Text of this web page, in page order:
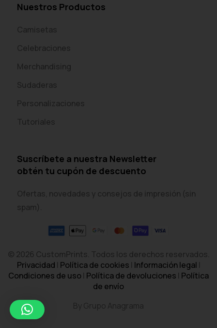
Nuestros Productos
Camisetas
Celebraciones
Merchandising
Sudaderas
Personalizaciones
Tutoriales
Suscríbete a nuestra Newsletter
obtén tu cupón de descuento
Ofertas, novedades y consejos de impresión (sin
spam).
© 2026 CustomPrints. Todos los derechos reservados.
Privacidad | Política de cookies | Información legal |
Condiciones de uso| Política de devoluciones | Política
de envío
By Grupo Anagrama